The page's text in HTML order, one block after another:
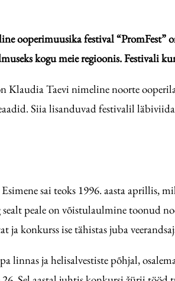
ooperimuusika festival
kogu meie regioonis. Festivali
Klaudia Taevi nimeline noorte
Siia lisanduvad festivalil
sai teoks 1996. aasta aprillis,
peale on võistulaulmine toonud
konkurss ise tähistas juba
linnas ja helisalvestiste põhjal,